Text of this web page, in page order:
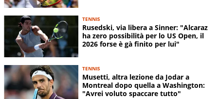
TENNIS
Rusedski, via libera a Sinner: "Alcaraz
ha zero possibilità per lo US Open, il
2026 forse è gà finito per lui"
TENNIS
Musetti, altra lezione da Jodar a
Montreal dopo quella a Washington:
"Avrei voluto spaccare tutto"